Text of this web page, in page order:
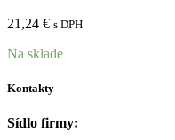
21,24 € s DPH
Na sklade
Kontakty
Sídlo firmy: